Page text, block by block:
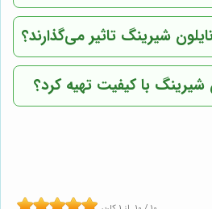
شیرینگ تاثیر می‌گذارند؟
شیرینگ با کیفیت تهیه کرد؟